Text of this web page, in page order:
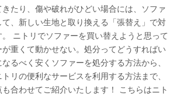
たり、傷や破れがひどい場合には、ソファ
、新しい生地と取り換える「張替え」で対
ニトリでソファーを買い替えようと思って
重くて動かせない。処分ってどうすればい
るべく安くソファーを処分する方法から、
リの便利なサービスを利用する方法まで、
合わせてご紹介いたします！ こちらはニト